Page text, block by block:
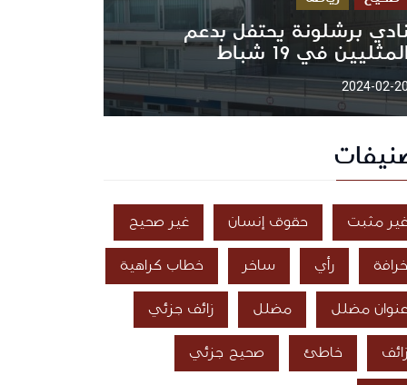
برشلونة يحتفل بدعم
في 19 شباط
2024-02-
غير مثبت حقوق إنسان غير صحيح
خرافة رأي ساخر خطاب كراهية
عنوان مضلل مضلل زائف جزئي
زائف خاطئ صحيح جزئي